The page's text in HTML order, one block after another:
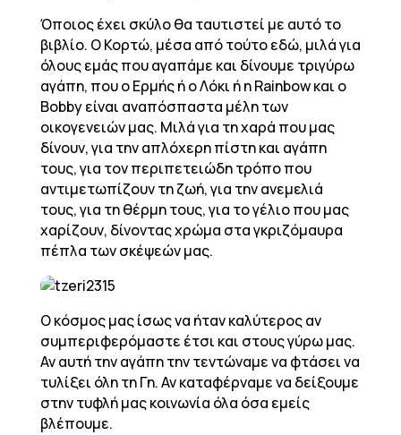
Όποιος έχει σκύλο θα ταυτιστεί με αυτό το
βιβλίο. Ο Κορτώ, μέσα από τούτο εδώ, μιλά για
όλους εμάς που αγαπάμε και δίνουμε τριγύρω
αγάπη, που ο Ερμής ή ο Λόκι ή η Rainbow και ο
Bobby είναι αναπόσπαστα μέλη των
οικογενειών μας. Μιλά για τη χαρά που μας
δίνουν, για την απλόχερη πίστη και αγάπη
τους, για τον περιπετειώδη τρόπο που
αντιμετωπίζουν τη ζωή, για την ανεμελιά
τους, για τη θέρμη τους, για το γέλιο που μας
χαρίζουν, δίνοντας χρώμα στα γκριζόμαυρα
πέπλα των σκέψεών μας.
Ο κόσμος μας ίσως να ήταν καλύτερος αν
συμπεριφερόμαστε έτσι και στους γύρω μας.
Αν αυτή την αγάπη την τεντώναμε να φτάσει να
τυλίξει όλη τη Γη. Αν καταφέρναμε να δείξουμε
στην τυφλή μας κοινωνία όλα όσα εμείς
βλέπουμε.